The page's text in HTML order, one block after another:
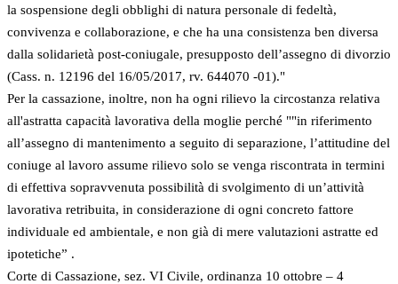
la sospensione degli obblighi di natura personale di fedeltà,
convivenza e collaborazione, e che ha una consistenza ben diversa
dalla solidarietà post-coniugale, presupposto dell’assegno di divorzio
(Cass. n. 12196 del 16/05/2017, rv. 644070 -01)."
Per la cassazione, inoltre, non ha ogni rilievo la circostanza relativa
all'astratta capacità lavorativa della moglie perché ""in riferimento
all’assegno di mantenimento a seguito di separazione, l’attitudine del
coniuge al lavoro assume rilievo solo se venga riscontrata in termini
di effettiva sopravvenuta possibilità di svolgimento di un’attività
lavorativa retribuita, in considerazione di ogni concreto fattore
individuale ed ambientale, e non già di mere valutazioni astratte ed
ipotetiche” .
Corte di Cassazione, sez. VI Civile, ordinanza 10 ottobre – 4